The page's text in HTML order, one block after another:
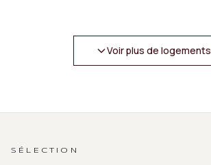
Voir plus de logements
SÉLECTION